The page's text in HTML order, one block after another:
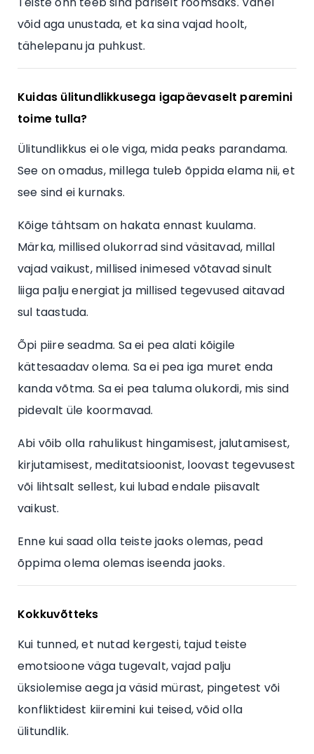
võid aga unustada, et ka sina vajad hoolt,
tähelepanu ja puhkust.
Kuidas ülitundlikkusega igapäevaselt paremini
toime tulla?
Ülitundlikkus ei ole viga, mida peaks parandama.
See on omadus, millega tuleb õppida elama nii, et
see sind ei kurnaks.
Kõige tähtsam on hakata ennast kuulama.
Märka, millised olukorrad sind väsitavad, millal
vajad vaikust, millised inimesed võtavad sinult
liiga palju energiat ja millised tegevused aitavad
sul taastuda.
Õpi piire seadma. Sa ei pea alati kõigile
kättesaadav olema. Sa ei pea iga muret enda
kanda võtma. Sa ei pea taluma olukordi, mis sind
pidevalt üle koormavad.
Abi võib olla rahulikust hingamisest, jalutamisest,
kirjutamisest, meditatsioonist, loovast tegevusest
või lihtsalt sellest, kui lubad endale piisavalt
vaikust.
Enne kui saad olla teiste jaoks olemas, pead
õppima olema olemas iseenda jaoks.
Kokkuvõtteks
Kui tunned, et nutad kergesti, tajud teiste
emotsioone väga tugevalt, vajad palju
üksiolemise aega ja väsid mürast, pingetest või
konfliktidest kiiremini kui teised, võid olla
ülitundlik.